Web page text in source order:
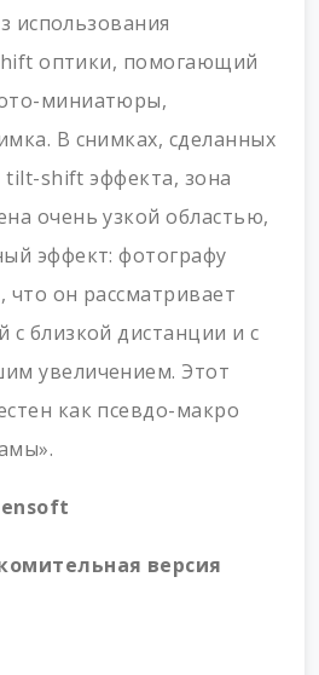
использования
оптики, помогающий
миниатюры,
В снимках, сделанных
tilt-shift эффекта, зона
очень узкой областью,
эффект: фотографу
что он рассматривает
с близкой дистанции и с
увеличением. Этот
как псевдо-макро
версия